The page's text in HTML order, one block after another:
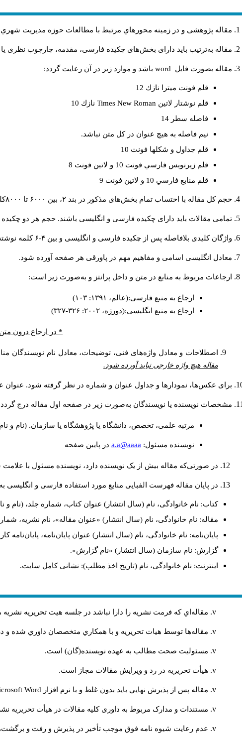
مقاله پژوهشی و در زمینه محورهاي مرتبط با مطالعات حوزه مديريت
مقاله به‌ترتیب باید دارای بخش‌های چکیده فارسی، مقدمه، چارچوب نظری یا
مقاله بصورت فايل word باشد و موارد زير در آن رعايت گردد:
قلم فونت ميترا نازك 12
قلم نوشتار لاتين Times New Roman نازك 10
فاصله سطر 14
نيم فاصله به هيچ عنوان در كل متن نباشد.
قلم جداول و شكلها فونت 10
قلم زيرنويس فارسي فونت 10 و لاتين فونت 8
قلم منابع فارسي 10 و لاتين فونت 9
حجم کل مقاله با احتساب تمام بخش‌های مذکور در بند ۲، بین ۶۰۰۰ تا ۸۰۰۰کلمه باشد.
تمامی مقالات باید دارای چکیده فارسی و انگلیسی باشند. حجم هر دو چکیده کمتر از ۲۰۰ و بیشتر از ۲۵۰
واژگان کلیدی بلافاصله پس از چکیده فارسی و انگلیسی و بین ۴-۶ کلمه نوشته شود.
معادل انگلیسی اسامی و مفاهیم مهم در پاورقی هر صفحه آورده شود.
ارجاعات مربوط به منابع در متن و داخل پرانتز و به‌صورت زیر است:
ارجاع به منبع فارسی:(عالم، ۱۳۹۱: ۱۰۳)
ارجاع به منبع انگلیسی:(دورژه، ۲۰۰۲: ۳۲۶-۳۲۷)
* در ارجاع درون
اصطلاحات و معادل واژه‌های فنی، توضیحات، معادل نام نویسندگان
مقاله هیچ واژه خارجی نباید آورده شود.
برای عکس‌ها، نمودارها و جداول عنوان و شماره در نظر گرفته شود. عنوان
مشخصات نویسنده یا نویسندگان به‌صورت زیر در صفحه اول مقاله درج
مرتبه علمی، تخصص، دانشگاه یا پژوهشگاه یا سازمان. (نام و
نويسنده مسئول: a.a@aaaa در پايين صفحه
در صورتی‌که مقاله بیش از یک نویسنده دارد، نویسنده مسئول با
در پایان مقاله فهرست الفبایی منابع مورد استفاده فارسی و انگلیسی
کتاب: نام خانوادگی، نام (سال انتشار) عنوان کتاب، شماره جلد، (نام
مقاله: نام خانوادگی، نام (سال انتشار) «عنوان مقاله»، نام نشریه،
پایان‌نامه: نام خانوادگی، نام (سال انتشار) عنوان پایان‌نامه،
گزارش: نام سازمان (سال انتشار) «نام گزارش».
اینترنت: نام خانوادگی، نام (تاریخ اخذ مطلب): نشانی کامل سایت.
مقاله‌اي كه فرمت نشريه را دارا نباشد در جلسه هيت تحريريه
مقاله‌ها توسط هیات تحريريه و با همکاري متخصصان داوري شده
مسئوليت صحت مطالب به عهده نويسنده(گان) است.
هيأت تحريريه در رد و ويرايش مقالات مجاز است.
مقاله پس از پذيرش نهايي باید بدون غلط و با نرم افزار Word
مستندات و مدارک مربوط به داوری کلیه مقالات در هیأت تحریریه
عدم رعایت شیوه نامه فوق موجب تأخیر در پذیرش و رفت و